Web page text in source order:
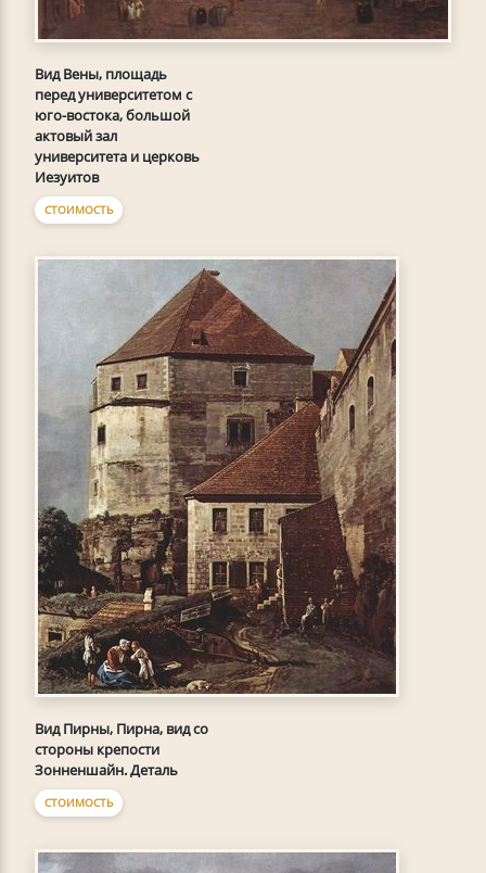
Вид Вены, площадь
перед университетом с
юго-востока, большой
актовый зал
университета и церковь
Иезуитов
СТОИМОСТЬ
Вид Пирны, Пирна, вид со
стороны крепости
Зонненшайн. Деталь
СТОИМОСТЬ